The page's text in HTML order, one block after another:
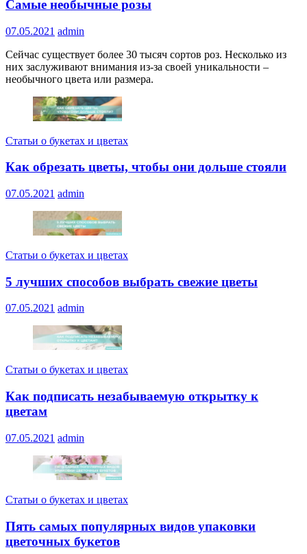
Самые необычные розы
07.05.2021 admin
Сейчас существует более 30 тысяч сортов роз. Несколько из
них заслуживают внимания из-за своей уникальности –
необычного цвета или размера.
Статьи о букетах и цветах
Как обрезать цветы, чтобы они дольше стояли
07.05.2021 admin
Статьи о букетах и цветах
5 лучших способов выбрать свежие цветы
07.05.2021 admin
Статьи о букетах и цветах
Как подписать незабываемую открытку к
цветам
07.05.2021 admin
Статьи о букетах и цветах
Пять самых популярных видов упаковки
цветочных букетов